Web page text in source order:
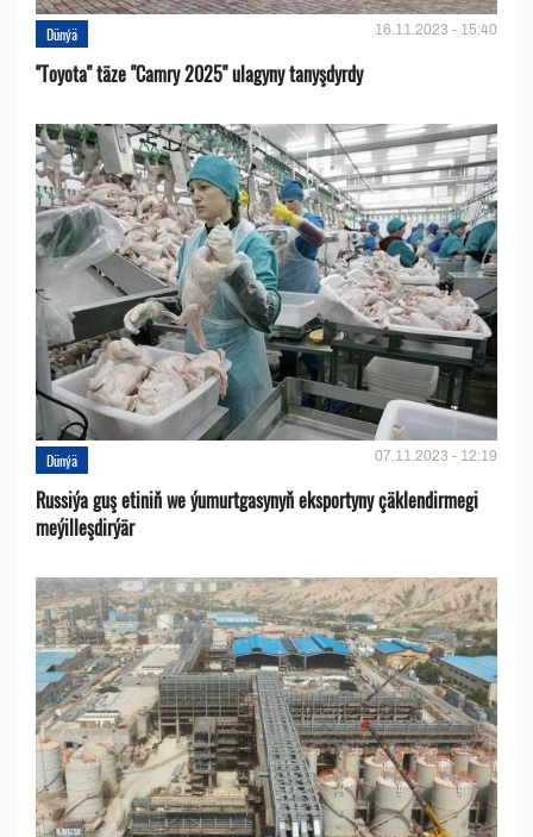
Dünýä 16.11.2023 - 15:40
''Toyota" täze "Camry 2025" ulagyny tanyşdyrdy
Dünýä 07.11.2023 - 12:19
Russiýa guş etiniň we ýumurtgasynyň eksportyny çäklendirmegi
meýilleşdirýär